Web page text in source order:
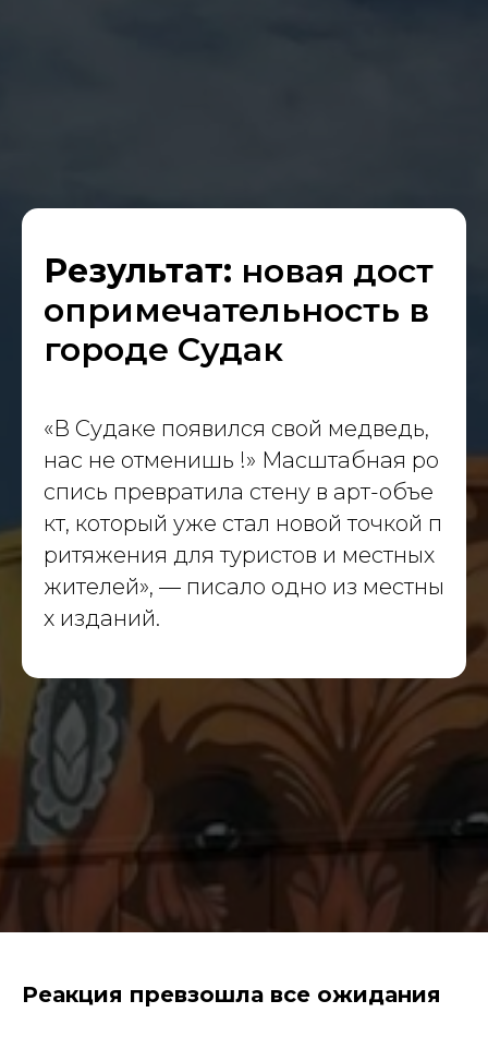
Результат: новая дост
опримечательность в
городе Судак
«В Судаке появился свой медведь,
нас не отменишь !» Масштабная ро
спись превратила стену в арт-объе
кт, который уже стал новой точкой п
ритяжения для туристов и местных
жителей», — писало одно из местны
х изданий.
Реакция превзошла все ожидания